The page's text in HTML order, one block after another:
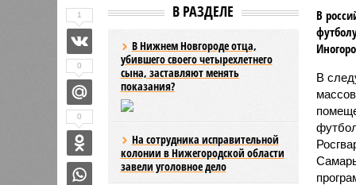
В РАЗДЕЛЕ
В Нижнем Новгороде отца,
убившего своего четырехлетнего
сына, заставляют менять
показания?
На сотрудника исправительной
колонии в Нижегородской области
завели уголовное дело
В
В
1
0
0